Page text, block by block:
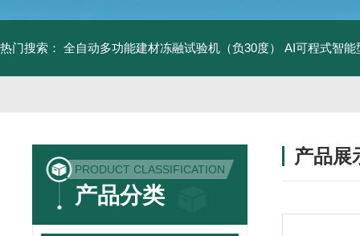
热门搜索： 全自动多功能建材冻融试验机（负30度） AI可程式智能
PRODUCT CLASSIFICATION
产品分类
产品展